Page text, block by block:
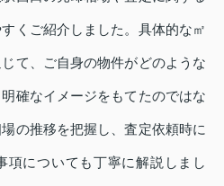
くご紹介しました。具体的な㎡
て、ご自身の物件がどのような
確なイメージをもてたのではな
の推移を把握し、査定依頼時に
項についても丁寧に解説しまし